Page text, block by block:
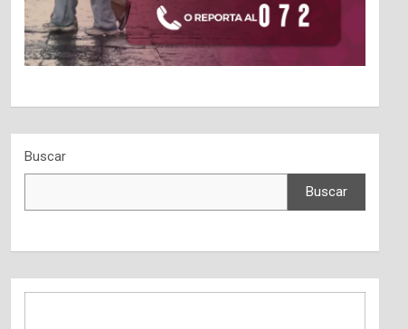
Buscar
Buscar